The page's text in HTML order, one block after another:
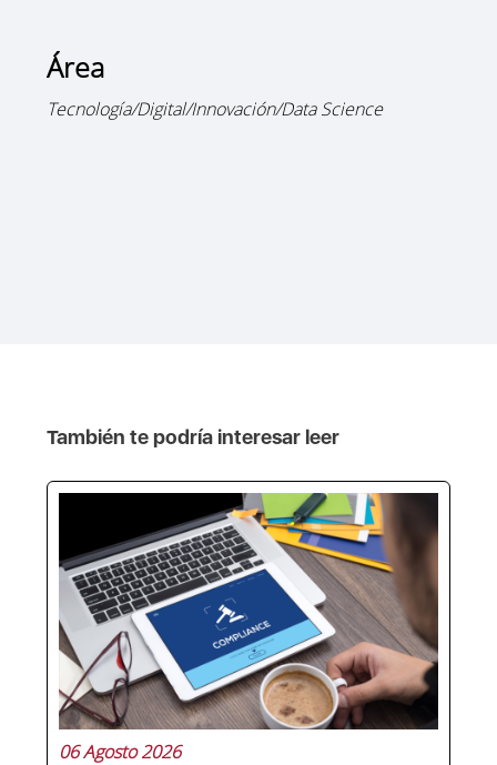
Área
Tecnología/Digital/Innovación/Data Science
También te podría interesar leer
06 Agosto 2026